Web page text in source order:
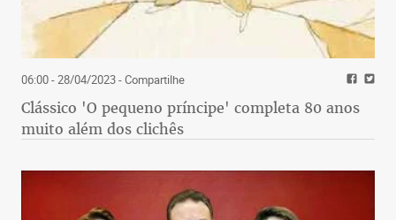
06:00 - 28/04/2023- Compartilhe
Clássico 'O pequeno príncipe' completa 80 anos
muito além dos clichês